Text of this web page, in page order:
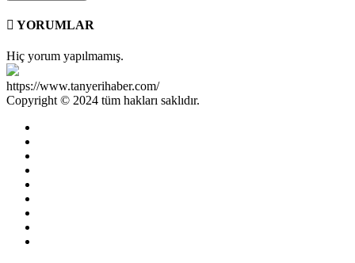
YORUMLAR
Hiç yorum yapılmamış.
https://www.tanyerihaber.com/
Copyright © 2024 tüm hakları saklıdır.